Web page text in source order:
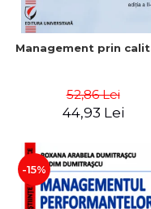
Management prin
52,86 Lei
44,93 Lei
-15%